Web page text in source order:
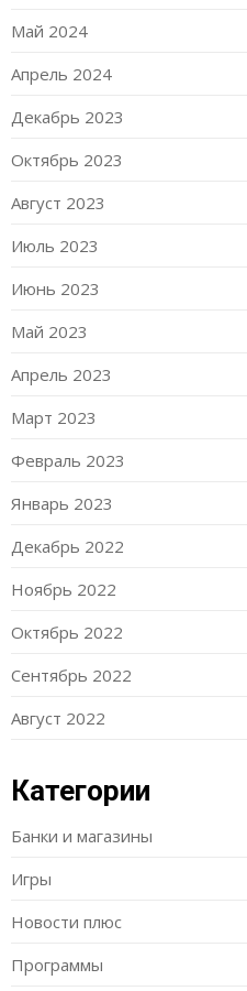
Май 2024
Апрель 2024
Декабрь 2023
Октябрь 2023
Август 2023
Июль 2023
Июнь 2023
Май 2023
Апрель 2023
Март 2023
Февраль 2023
Январь 2023
Декабрь 2022
Ноябрь 2022
Октябрь 2022
Сентябрь 2022
Август 2022
Категории
Банки и магазины
Игры
Новости плюс
Программы